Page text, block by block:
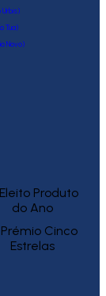
Urbis)
Tua)
Novo)